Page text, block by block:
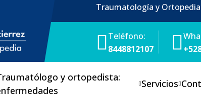
Traumatología y Ortopedia
Teléfono:
8448812107
y ortopedista:
Servicios